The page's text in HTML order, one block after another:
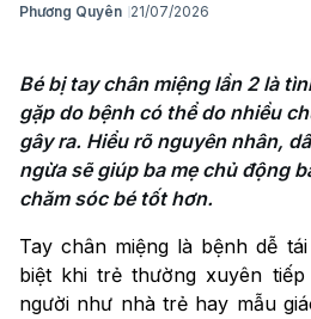
Phương Quyên 21/07/2026
Bé bị tay chân miệng lần 2 là
gặp do bệnh có thể do nhiều
gây ra. Hiểu rõ nguyên nhân,
ngừa sẽ giúp ba mẹ chủ động
chăm sóc bé tốt hơn.
Tay chân miệng là bệnh dễ
biệt khi trẻ thường xuyên
người như nhà trẻ hay mẫu